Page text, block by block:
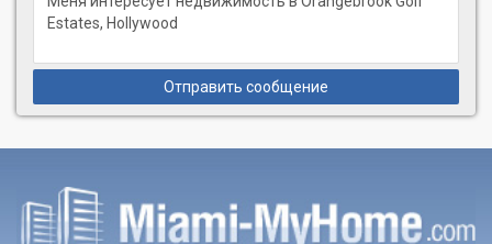
Отправить сообщение